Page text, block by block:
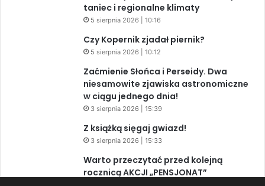
taniec i regionalne klimaty
5 sierpnia 2026 | 10:16
Czy Kopernik zjadał piernik?
5 sierpnia 2026 | 10:12
Zaćmienie Słońca i Perseidy. Dwa
niesamowite zjawiska astronomiczne
w ciągu jednego dnia!
3 sierpnia 2026 | 15:39
Z książką sięgaj gwiazd!
3 sierpnia 2026 | 15:33
Warto przeczytać przed kolejną
rocznicą AKCJI „PENSJONAT”